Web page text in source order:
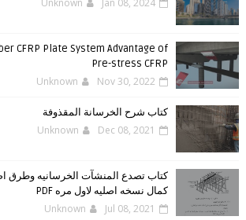
Unknown Jan 08, 2024
CFRP Plate System Advantage of
Pre-stress CFRP
Unknown Nov 30, 2022
كتاب شرح الخرسانة المقذوفة
Unknown Dec 08, 2021
كتاب تصدع المنشآت الخرسانيه وطرق
كمال نسخه اصليه لاول مره PDF
Unknown Jul 08, 2021